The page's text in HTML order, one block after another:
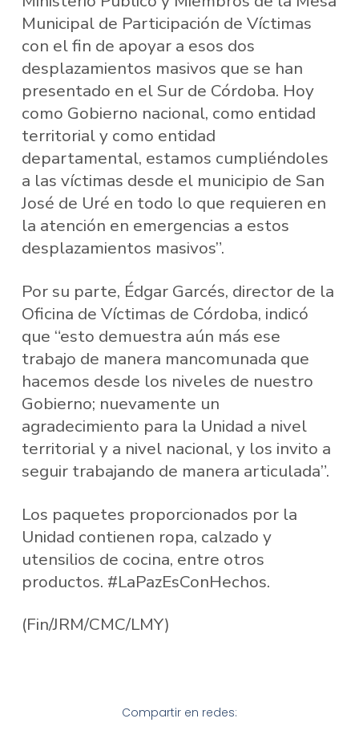
Municipal de Participación de Víctimas
con el fin de apoyar a esos dos
desplazamientos masivos que se han
presentado en el Sur de Córdoba. Hoy
como Gobierno nacional, como entidad
territorial y como entidad
departamental, estamos cumpliéndoles
a las víctimas desde el municipio de San
José de Uré en todo lo que requieren en
la atención en emergencias a estos
desplazamientos masivos”.
Por su parte, Édgar Garcés, director de la
Oficina de Víctimas de Córdoba, indicó
que “esto demuestra aún más ese
trabajo de manera mancomunada que
hacemos desde los niveles de nuestro
Gobierno; nuevamente un
agradecimiento para la Unidad a nivel
territorial y a nivel nacional, y los invito a
seguir trabajando de manera articulada”.
Los paquetes proporcionados por la
Unidad contienen ropa, calzado y
utensilios de cocina, entre otros
productos. #LaPazEsConHechos.
(Fin/JRM/CMC/LMY)
Compartir en redes: